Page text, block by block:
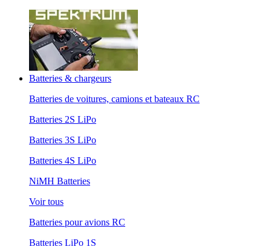
Batteries & chargeurs
Batteries de voitures, camions et bateaux RC
Batteries 2S LiPo
Batteries 3S LiPo
Batteries 4S LiPo
NiMH Batteries
Voir tous
Batteries pour avions RC
Batteries LiPo 1S